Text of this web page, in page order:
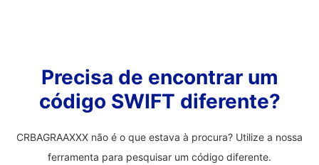
Precisa de encontrar um
código SWIFT diferente?
CRBAGRAAXXX não é o que estava à procura? Utilize a nossa
ferramenta para pesquisar um código diferente.